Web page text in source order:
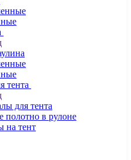
тента
для тента
полотно в рулоне
на тент